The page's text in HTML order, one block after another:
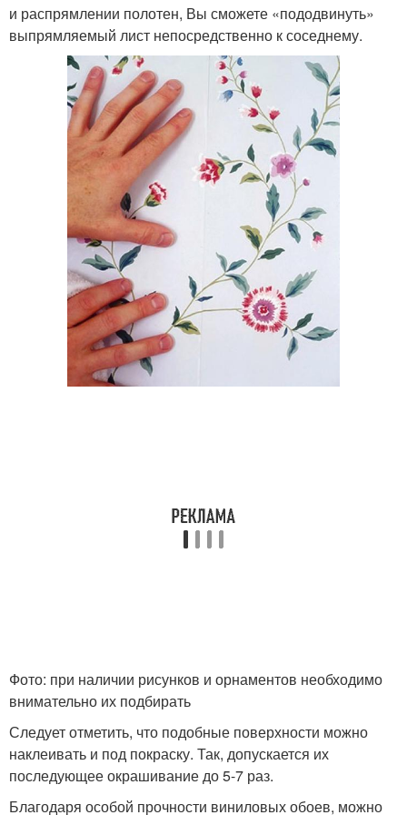
и распрямлении полотен, Вы сможете «пододвинуть»
выпрямляемый лист непосредственно к соседнему.
Фото: при наличии рисунков и орнаментов необходимо
внимательно их подбирать
Следует отметить, что подобные поверхности можно
наклеивать и под покраску. Так, допускается их
последующее окрашивание до 5-7 раз.
Благодаря особой прочности виниловых обоев, можно